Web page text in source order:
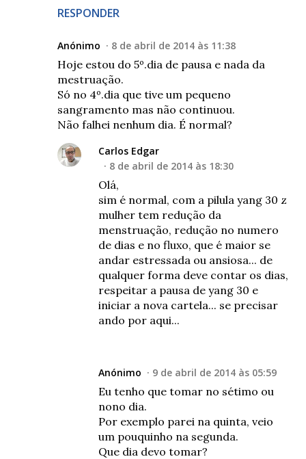
RESPONDER
Anónimo 8 de abril de 2014 às 11:38
Hoje estou do 5º.dia de pausa e nada da
mestruação.
Só no 4º.dia que tive um pequeno
sangramento mas não continuou.
Não falhei nenhum dia. É normal?
Carlos Edgar
8 de abril de 2014 às 18:30
Olá,
sim é normal, com a pilula yang 30 z
mulher tem redução da
menstruação, redução no numero
de dias e no fluxo, que é maior se
andar estressada ou ansiosa... de
qualquer forma deve contar os dias,
respeitar a pausa de yang 30 e
iniciar a nova cartela... se precisar
ando por aqui...
Anónimo 9 de abril de 2014 às 05:59
Eu tenho que tomar no sétimo ou
nono dia.
Por exemplo parei na quinta, veio
um pouquinho na segunda.
Que dia devo tomar?